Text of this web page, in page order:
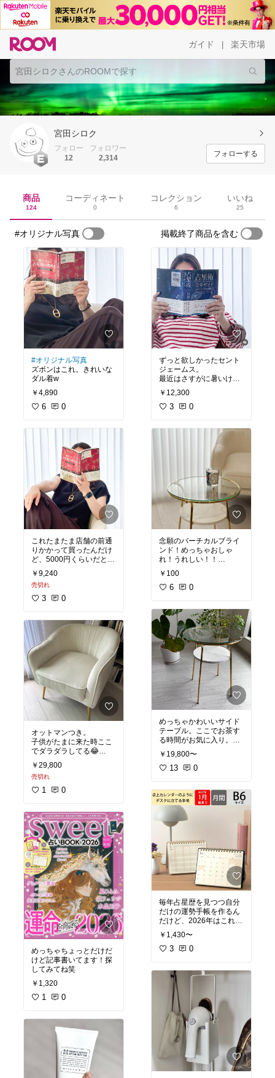
ガイド 楽天市場
宮田シロク
フォロー
12
フォロワー
2,314
フォローする
商品
124
コーディネート
0
コレクション
6
いいね
25
#オリジナル写真 掲載終了商品を含む
#オリジナル写真
ズボンはこれ。きれいな
ダル着w
￥4,890
6 0
これたまたま店舗の前通
りかかって買ったんだけ
ど、5000円くらいだと思
ってたら違う商品の値札
見ててレジでびっくりし
た笑
あやうく「じゃあやめま
でも形きれいだし涼しい
し何にでも合うし、冗談
ぬきで毎日着てて色違い
買おうか悩んでる。
#オ
リジナル写真
￥9,240
売切れ
3 0
オットマンつき。
子供がたまに来た時ここ
でダラダラしてる😂
けっこう固め？で、割と
長持ちしそうです！
#オリジナル写真
￥29,800
売切れ
1 0
めっちゃちょっとだけだ
けど記事書いてます！探
してみてね笑
￥1,320
1 0
ずっと欲しかったセント
ジェームス。
最近はさすがに暑いけ
ど、買って以来制服か？
#オリジナル写真
￥12,300
3 0
念願のバーチカルブライ
ンド！めっちゃおしゃ
れ！うれしい！！
これは非遮光なので、光
を柔らかく通してくれま
す。
#オリジナル写真 #買って
よかった
￥100
6 0
めっちゃかわいいサイド
テーブル。ここでお茶す
る時間がお気に入り。た
だ指紋が目立つ笑
#オリジナル写真
￥19,800〜
13 0
毎年占星歴を見つつ自分
だけの運勢手帳を作るん
だけど、2026年はこれを
使ってみようと思いま
す。
￥1,430〜
3 0